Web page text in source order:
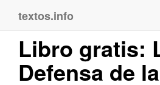
textos.info
Libro gratis:
Defensa de